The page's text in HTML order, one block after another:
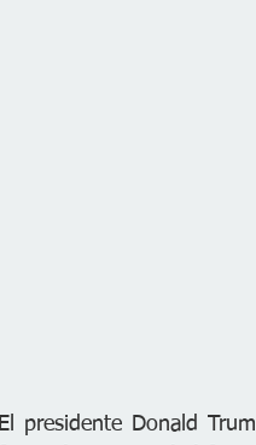
El presidente Donald